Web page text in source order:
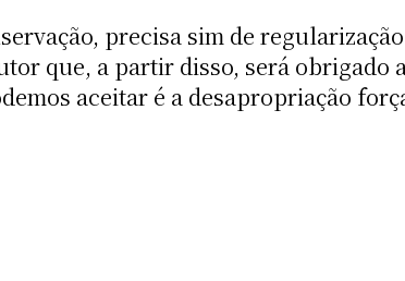
precisa sim de
que, a partir disso, será obrigado
aceitar é a desapropriação